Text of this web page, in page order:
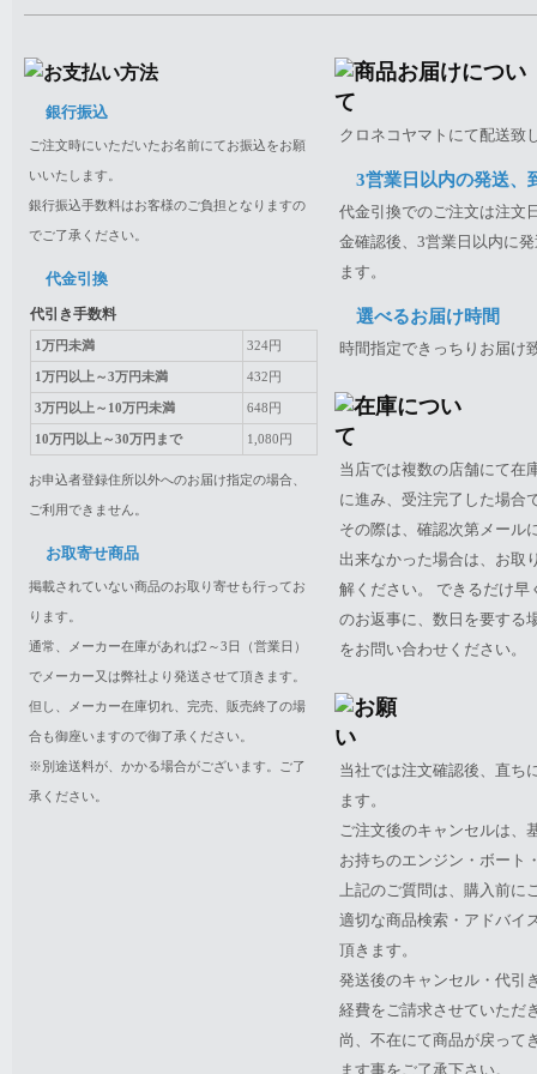
銀行振込
ご注文時にいただいたお名前にてお振込をお願
いいたします。
銀行振込手数料はお客様のご負担となりますの
でご了承ください。
代金引換
代引き手数料
1万円未満 324円
1万円以上～3万円未満 432円
3万円以上～10万円未満 648円
10万円以上～30万円まで 1,080円
お申込者登録住所以外へのお届け指定の場合、
ご利用できません。
お取寄せ商品
掲載されていない商品のお取り寄せも行ってお
ります。
通常、メーカー在庫があれば2～3日（営業日）
でメーカー又は弊社より発送させて頂きます。
但し、メーカー在庫切れ、完売、販売終了の場
合も御座いますので御了承ください。
※別途送料が、かかる場合がございます。ご了
承ください。
クロネコヤマトにて配送致
3営業日以内の発送、
代金引換でのご注文は注文
金確認後、3営業日以内に
ます。
選べるお届け時間
時間指定できっちりお届け
当店では複数の店舗にて在
に進み、受注完了した場合
その際は、確認次第メール
出来なかった場合は、お取
解ください。 できるだけ
のお返事に、数日を要する
をお問い合わせください。
当社では注文確認後、直ち
ます。
ご注文後のキャンセルは、
お持ちのエンジン・ボート
上記のご質問は、購入前に
適切な商品検索・アドバイ
頂きます。
発送後のキャンセル・代引
経費をご請求させていただ
尚、不在にて商品が戻って
ます事をご了承下さい。